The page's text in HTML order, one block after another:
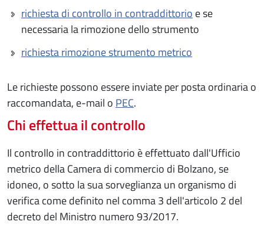
richiesta di controllo in contraddittorio e se
necessaria la rimozione dello strumento
richiesta rimozione strumento metrico
Le richieste possono essere inviate per posta ordinaria o
raccomandata, e-mail o PEC.
Chi effettua il controllo
Il controllo in contraddittorio è effettuato dall'Ufficio
metrico della Camera di commercio di Bolzano, se
idoneo, o sotto la sua sorveglianza un organismo di
verifica come definito nel comma 3 dell'articolo 2 del
decreto del Ministro numero 93/2017.